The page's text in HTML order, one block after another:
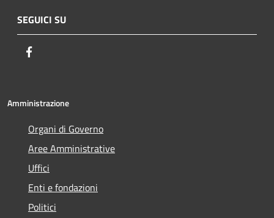
SEGUICI SU
Amministrazione
Organi di Governo
Aree Amministrative
Uffici
Enti e fondazioni
Politici